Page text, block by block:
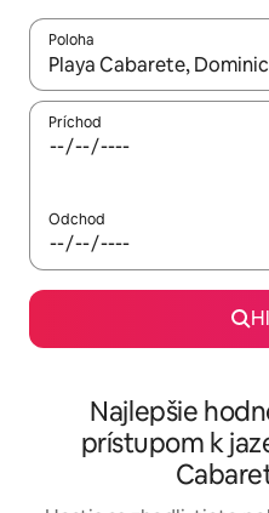
Poloha
Keď budú výsledky k
Príchod
Odchod
Najlepšie
prístupom k